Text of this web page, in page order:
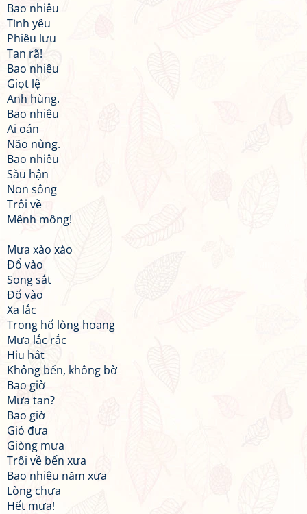
Bao nhiêu
Tình yêu
Phiêu lưu
Tan rã!
Bao nhiêu
Giọt lệ
Anh hùng.
Bao nhiêu
Ai oán
Não nùng.
Bao nhiêu
Sầu hận
Non sông
Trôi về
Mênh mông!
Mưa xào xào
Đổ vào
Song sắt
Đổ vào
Xa lắc
Trong hố lòng hoang
Mưa lắc rắc
Hiu hắt
Không bến, không bờ
Bao giờ
Mưa tan?
Bao giờ
Gió đưa
Giòng mưa
Trôi về bến xưa
Bao nhiêu năm xưa
Lòng chưa
Hết mưa!